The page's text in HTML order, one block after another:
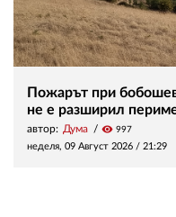
Пожарът при
не е разширил
автор: Дума visibility 997
неделя, 09 Август 2026 / 21:29